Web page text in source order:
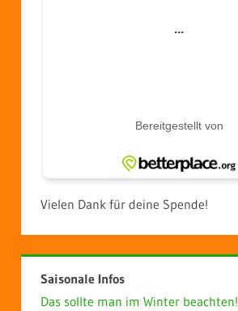
Vielen Dank für deine Spende!
Saisonale Infos
Das sollte man im Winter beachten!